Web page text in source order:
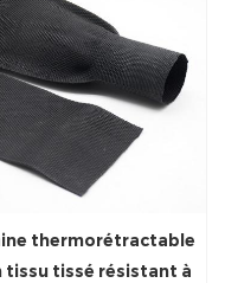
thermorétractable
tissu tissé résistant à